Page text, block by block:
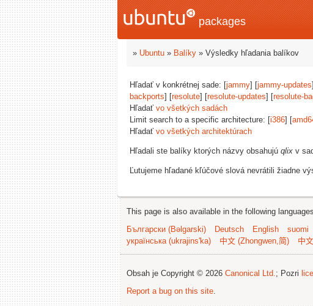
packages
» Ubuntu » Balíky » Výsledky hľadania balíkov
Hľadať v konkrétnej sade: [jammy] [jammy-updates
backports] [resolute] [resolute-updates] [resolute-
Hľadať vo všetkých sadách
Limit search to a specific architecture: [i386] [
Hľadať vo všetkých architektúrach
Hľadali ste balíky ktorých názvy obsahujú qlix v
Ľutujeme hľadané kľúčové slová nevrátili žiadne
This page is also available in the following
Български (Bəlgarski)
Deutsch English suomi
українська (ukrajins'ka)
中文 (Zhongwen,简) 中
Obsah je Copyright © 2026 Canonical Ltd.; Pozri
Report a bug on this site.